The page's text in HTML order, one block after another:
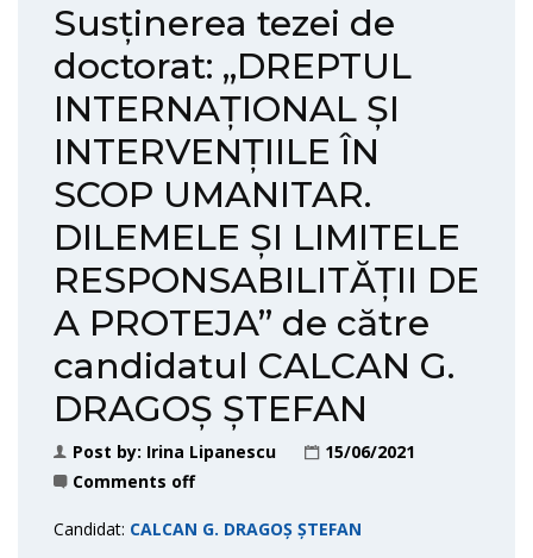
Susținerea tezei de
doctorat: „DREPTUL
INTERNAȚIONAL ȘI
INTERVENȚIILE ÎN
SCOP UMANITAR.
DILEMELE ȘI LIMITELE
RESPONSABILITĂȚII DE
A PROTEJA” de către
candidatul CALCAN G.
DRAGOȘ ȘTEFAN
Post by: Irina Lipanescu
15/06/2021
Comments off
Candidat: CALCAN G. DRAGOȘ ȘTEFAN